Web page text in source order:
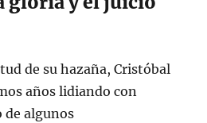
de su hazaña, Cristóbal
años lidiando con
de algunos